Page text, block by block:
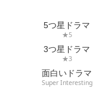
5つ星ドラマ
★5
3つ星ドラマ
★3
面白いドラマ
Super Interesting